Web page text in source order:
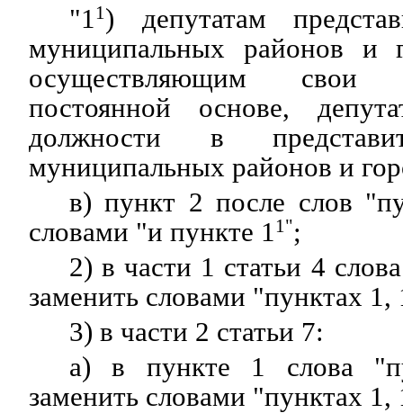
"11 ) депутатам
муниципальных районов и
осуществляющим свои
постоянной основе,
должности в
муниципальных районов и
в) пункт 2 после слов
словами "и пункте 11";
2) в части 1 статьи 4
заменить словами "пунктах 1,
3) в части 2 статьи 7:
а) в пункте 1 слова
заменить словами "пунктах 1,